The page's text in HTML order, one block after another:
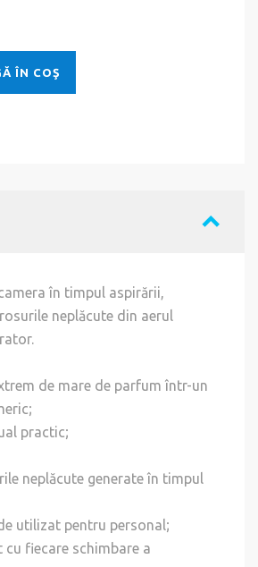
ÎN COŞ
în timpul aspirării,
neplăcute din aerul
de mare de parfum într-un
practic;
neplăcute generate în timpul
utilizat pentru personal;
fiecare schimbare a